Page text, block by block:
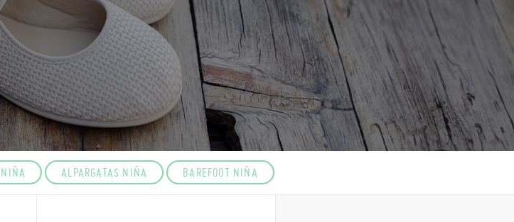
ALPARGATAS NIÑA BAREFOOT NIÑA